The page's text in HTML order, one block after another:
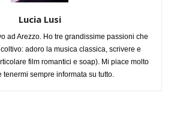
Lucia Lusi
ad Arezzo. Ho tre grandissime passioni che
adoro la musica classica, scrivere e
film romantici e soap). Mi piace molto
tenermi sempre informata su tutto.